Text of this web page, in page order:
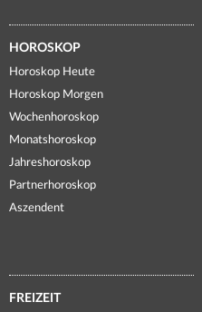
HOROSKOP
Horoskop Heute
Horoskop Morgen
Wochenhoroskop
Monatshoroskop
Jahreshoroskop
Partnerhoroskop
Aszendent
FREIZEIT